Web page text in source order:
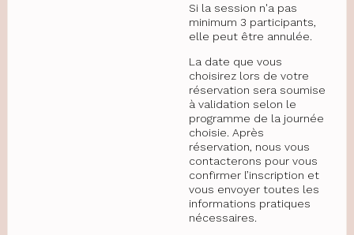
Si la session n'a pas
minimum 3 participants,
elle peut être annulée.
La date que vous
choisirez lors de votre
réservation sera soumise
à validation selon le
programme de la journée
choisie. Après
réservation, nous vous
contacterons pour vous
confirmer l’inscription et
vous envoyer toutes les
informations pratiques
nécessaires.